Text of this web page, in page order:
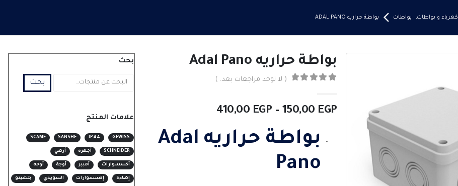
و بواطات, بواطات بواطة حراريه ADAL PANO
بواطة حراريه Adal Pano
( لا توجد مراجعات بعد. )
150,00 EGP
–
410,00 EGP
نطاق
من بواطة حراريه Adal
Pano
بحث
بحث
علامات المنتج
GEWISS
IP44
SANSHE
SCAME
SCHNEIDER أجهزة أرضي
أكسسوارات أمبير أوجة أوجه
إضاءة إكسسوارات السويدي بتشينو